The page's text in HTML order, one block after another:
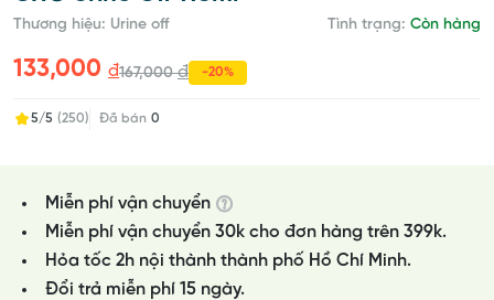
Thương hiệu: Urine off Tình trạng: Còn hàng
133,000 đ167,000đ -20%
5/5 (250) Đã bán 0
Miễn phí vận chuyển
Miễn phí vận chuyển 30k cho đơn hàng trên 399k.
Hỏa tốc 2h nội thành thành phố Hồ Chí Minh.
Đổi trả miễn phí 15 ngày.